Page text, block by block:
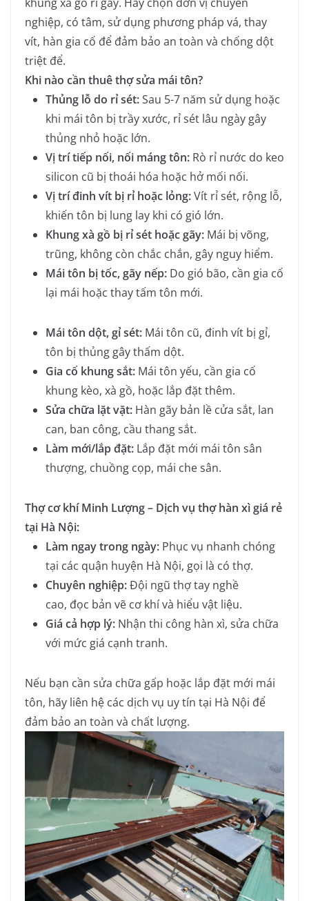
nghiệp, có tâm, sử dụng phương pháp vá, thay
vít, hàn gia cố để đảm bảo an toàn và chống dột
triệt để.
Khi nào cần thuê thợ sửa mái tôn?
Thủng lỗ do rỉ sét:Sau 5-7 năm sử dụng hoặc
khi mái tôn bị trầy xước, rỉ sét lâu ngày gây
thủng nhỏ hoặc lớn.
Vị trí tiếp nối, nối máng tôn: Rò rỉ nước do keo
silicon cũ bị thoái hóa hoặc hở mối nối.
Vị trí đinh vít bị rỉ hoặc lỏng:Vít rỉ sét, rộng lỗ,
khiến tôn bị lung lay khi có gió lớn.
Khung xà gồ bị rỉ sét hoặc gãy: Mái bị võng,
trũng, không còn chắc chắn, gây nguy hiểm.
Mái tôn bị tốc, gãy nếp: Do gió bão, cần gia cố
lại mái hoặc thay tấm tôn mới.
Mái tôn dột, gỉ sét: Mái tôn cũ, đinh vít bị gỉ,
tôn bị thủng gây thấm dột.
Gia cố khung sắt: Mái tôn yếu, cần gia cố
khung kèo, xà gồ, hoặc lắp đặt thêm.
Sửa chữa lặt vặt: Hàn gãy bản lề cửa sắt, lan
can, ban công, cầu thang sắt.
Làm mới/lắp đặt: Lắp đặt mới mái tôn sân
thượng, chuồng cọp, mái che sân.
Thợ cơ khí Minh Lượng – Dịch vụ thợ hàn xì giá rẻ
tại Hà Nội:
Làm ngay trong ngày: Phục vụ nhanh chóng
tại các quận huyện Hà Nội, gọi là có thợ.
Chuyên nghiệp:Đội ngũ thợ tay nghề
cao, đọc bản vẽ cơ khí và hiểu vật liệu.
Giá cả hợp lý: Nhận thi công hàn xì, sửa chữa
với mức giá cạnh tranh.
Nếu bạn cần sửa chữa gấp hoặc lắp đặt mới mái
tôn, hãy liên hệ các dịch vụ uy tín tại Hà Nội để
đảm bảo an toàn và chất lượng.